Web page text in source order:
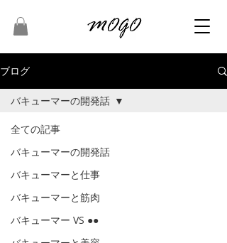
ブログ
全ての記事
バキューマーの開発話
バキューマーと仕事
バキューマーと筋肉
バキューマー VS ●●
バキューマーの開発話